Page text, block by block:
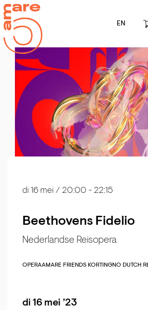
EN
Beethovens Fidelio
Nederlandse Reisopera
di 16 mei / 20:00 - 22:15
OPERAAMARE FRIENDS KORTINGNO DUTCH
di 16 mei ’23